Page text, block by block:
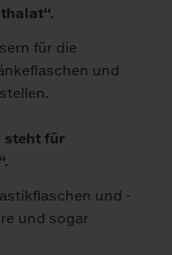
für die
und
steht für
und -
und sogar